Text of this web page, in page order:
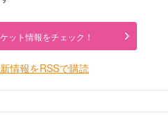
ット情報をチェック！
情報をRSSで購読